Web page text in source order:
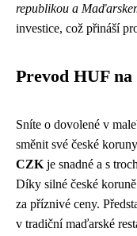
republikou a
investice, což přináší
Prevod HUF
Sníte o dovolené v
směnit své české
CZK je snadné a s
Díky silné české
za příznivé ceny.
v tradiční maďarské